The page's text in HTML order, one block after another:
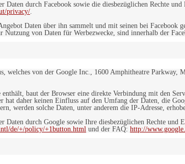
durch Facebook sowie die diesbezüglichen Rechte
privacy/.
Daten über ihn sammelt und mit seinen bei Facebook
von Daten für Werbezwecke, sind innerhalb der
welches von der Google Inc., 1600 Amphitheatre
baut der Browser eine direkte Verbindung mit den
hat daher keinen Einfluss auf den Umfang der Daten, die
werden solche Daten, unter anderem die IP-Adresse,
durch Google sowie Ihre diesbezüglichen Rechte
de/+/policy/+1button.html und der FAQ: http://